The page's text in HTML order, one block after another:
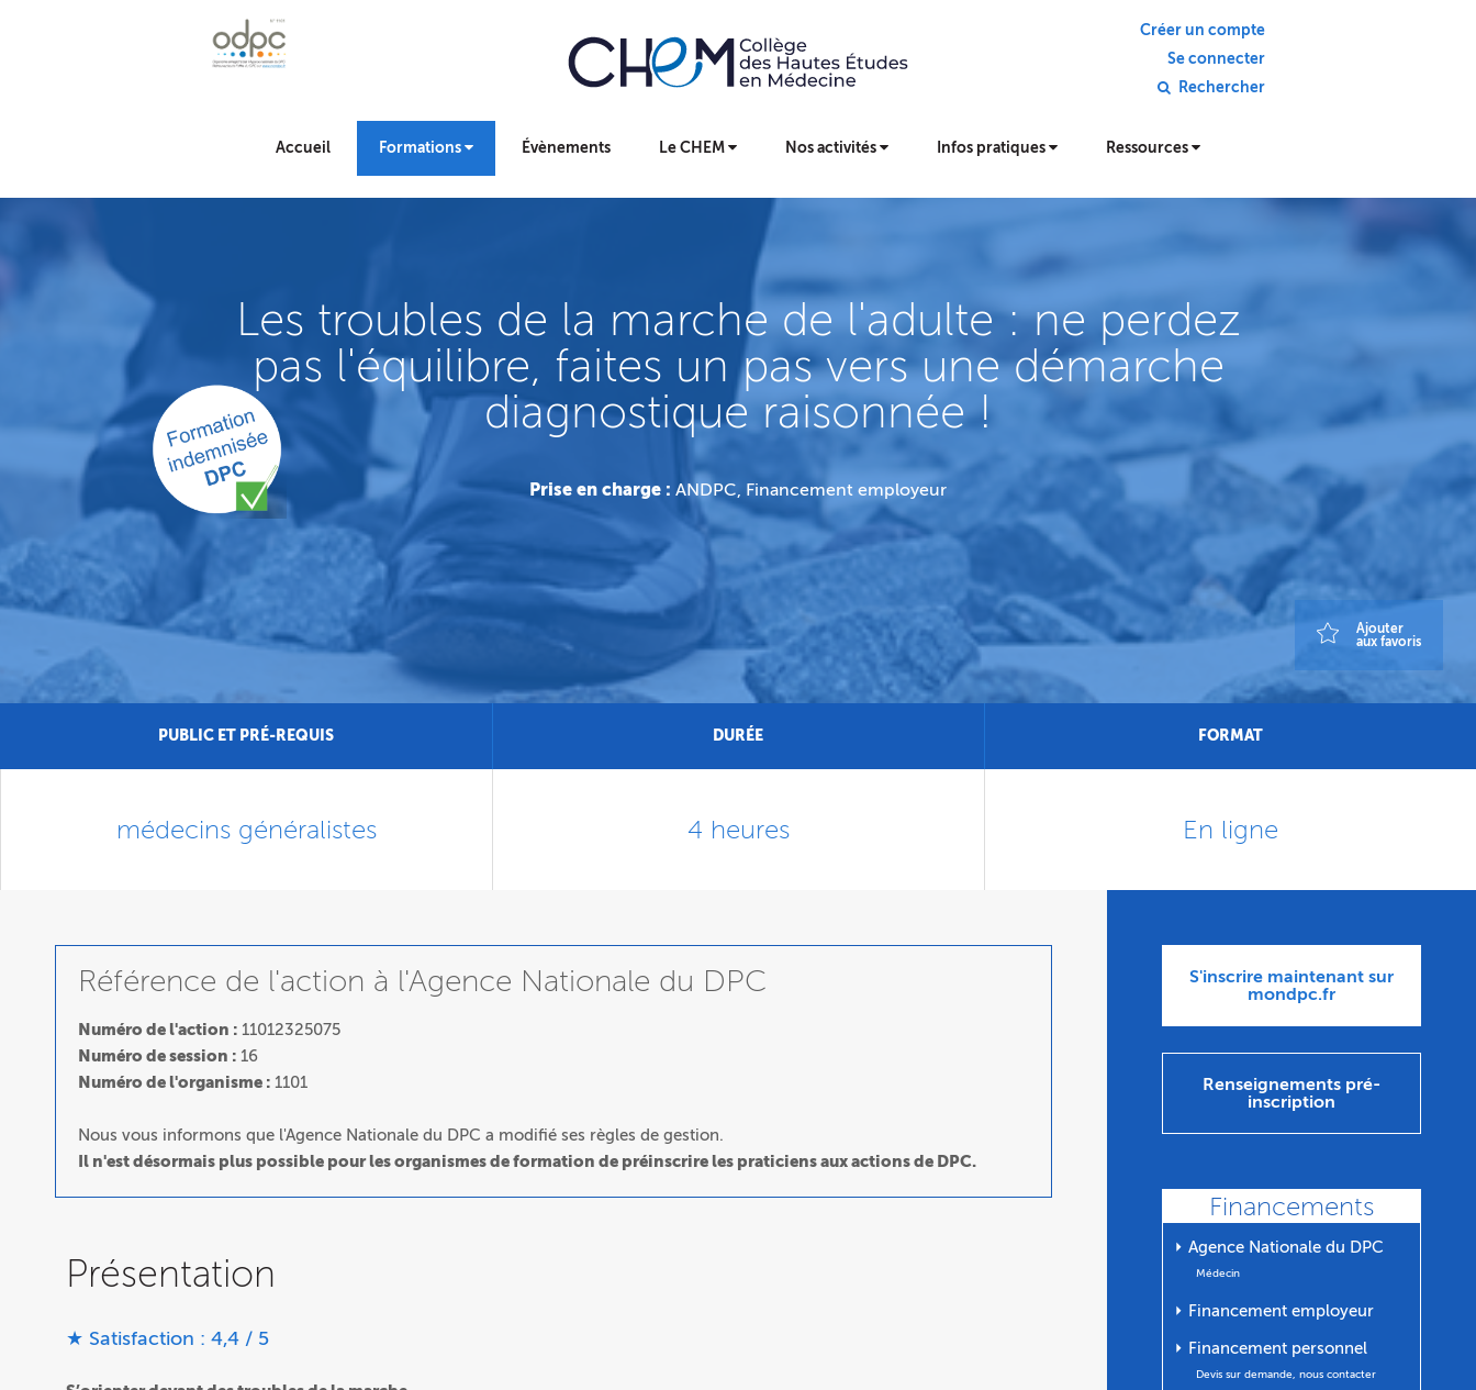
Créer un compte
Se connecter
Rechercher
Accueil Formations Évènements Le CHEM Nos activités Infos pratiques Ressources
Les troubles de la marche de l'adulte : ne perdez
pas l'équilibre, faites un pas vers une démarche
diagnostique raisonnée !
Prise en charge : ANDPC, Financement employeur
Ajouter
aux favoris
PUBLIC ET PRÉ-REQUIS
médecins généralistes
DURÉE
4 heures
FORMAT
En ligne
Référence de l'action à l'Agence Nationale du DPC
Numéro de l'action :11012325075
Numéro de session :16
Numéro de l'organisme :1101
Nous vous informons que l'Agence Nationale du DPC a modifié ses règles de gestion.
Il n'est désormais plus possible pour les organismes de formation de préinscrire les praticiens aux actions de DPC.
Présentation
★ Satisfaction : 4,4 / 5
S'inscrire maintenant sur
mondpc.fr
Renseignements pré-
inscription
Financements
⏵ Agence Nationale du DPC
Médecin
⏵ Financement employeur
⏵ Financement personnel
Devis sur demande, nous contacter